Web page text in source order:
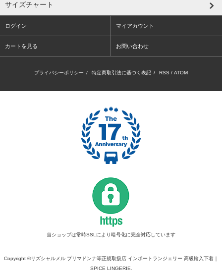
サイズチャート
ログイン マイアカウント
カートを見る お問い合わせ
プライバシーポリシー / 特定商取引法に基づく表記 / RSS / ATOM
当ショップは常時SSLにより暗号化に完全対応しています
Copyright ©リズシャルメル プリマドンナ等正規取扱店 インポートランジェリー 高級輸入下着｜
SPICE LINGERIE.